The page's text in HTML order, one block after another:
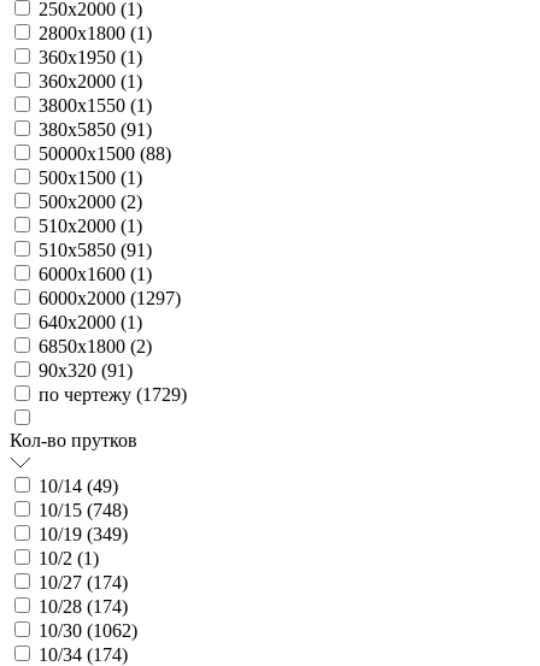
250х2000 (1)
2800х1800 (1)
360х1950 (1)
360х2000 (1)
3800х1550 (1)
380х5850 (91)
50000х1500 (88)
500х1500 (1)
500х2000 (2)
510х2000 (1)
510х5850 (91)
6000х1600 (1)
6000х2000 (1297)
640х2000 (1)
6850х1800 (2)
90х320 (91)
по чертежу (1729)
Кол-во прутков
10/14 (49)
10/15 (748)
10/19 (349)
10/2 (1)
10/27 (174)
10/28 (174)
10/30 (1062)
10/34 (174)